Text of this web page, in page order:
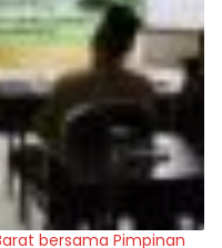
bersama Pimpinan